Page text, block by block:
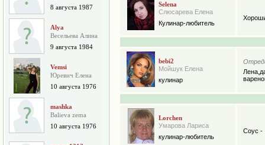
8 августа 1987
Alya
Весельева Алина
9 августа 1984
Vemsi
Юревич Елена
10 августа 1976
mashka
Balieva zema
10 августа 1976
Selena
Слюсарева Елена
Кулинар-любитель
bebi2
Мойшук Елена
кулинар
Lorchen
Умарова Лариса
кулинар-любитель
Соус -